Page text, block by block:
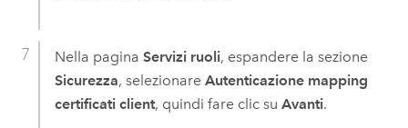
Nella pagina Servizi ruoli, espandere la sezione
Sicurezza, selezionare Autenticazione mapping
certificati client, quindi fare clic su Avanti.